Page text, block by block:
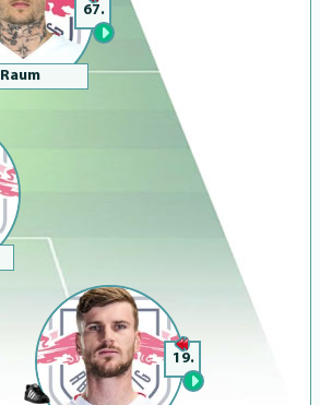
67.
Raum
19.